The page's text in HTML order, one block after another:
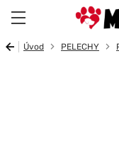
Úvod PELECHY